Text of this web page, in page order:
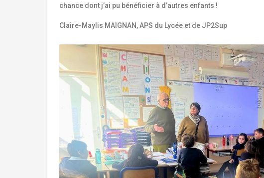
chance dont j’ai pu bénéficier à d’autres enfants !
Claire-Maylis MAIGNAN, APS du Lycée et de JP2Sup